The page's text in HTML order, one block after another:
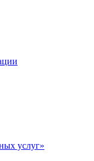
услуг»